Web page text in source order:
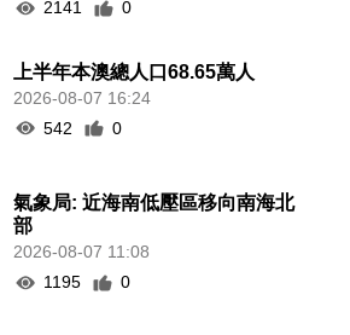
2141 0
上半年本澳總人口68.65萬人
2026-08-07 16:24
542
0
氣象局: 近海南低壓區移向南海北
部
2026-08-07 11:08
1195
0